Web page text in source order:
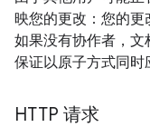
映您的更改：您的更
如果没有协作者，
保证以原子方式同时
HTTP 请求